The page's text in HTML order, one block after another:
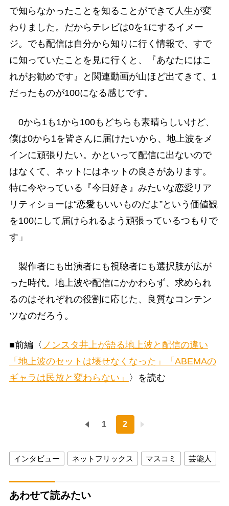
で知らなかったことを知ることができて人生が変
わりました。だからテレビは0を1にするイメー
ジ。でも配信は自分から知りに行く情報で、すで
に知っていたことを見に行くと、『あなたにはこ
れがお勧めです』と関連動画が山ほど出てきて、1
だったものが100になる感じです。
0から1も1から100もどちらも素晴らしいけど、
僕は0から1を皆さんに届けたいから、地上波をメ
インに頑張りたい。かといって配信に出ないので
はなくて、ネットにはネットの良さがあります。
特に今やっている『今日好き』みたいな恋愛リア
リティショーは“恋愛もいいものだよ”という価値観
を100にして届けられるよう頑張っているつもりで
す」
製作者にも出演者にも視聴者にも選択肢が広が
った時代。地上波や配信にかかわらず、求められ
るのはそれぞれの役割に応じた、良質なコンテン
ツなのだろう。
■前編〈 ノンスタ井上が語る地上波と配信の違い
「地上波のセットは壊せなくなった」「ABEMAの
ギャラは民放と変わらない」
〉を読む
1 2
インタビュー ネットフリックス マスコミ 芸能人
あわせて読みたい